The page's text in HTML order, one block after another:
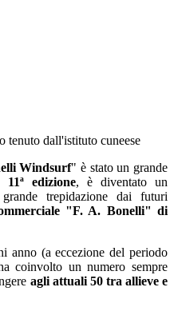
tenuto dall'istituto cuneese
Windsurf" è stato un grande
11ª edizione, è diventato un
trepidazione dai futuri
"F. A. Bonelli" di
anno (a eccezione del periodo
coinvolto un numero sempre
agli attuali 50 tra allieve e